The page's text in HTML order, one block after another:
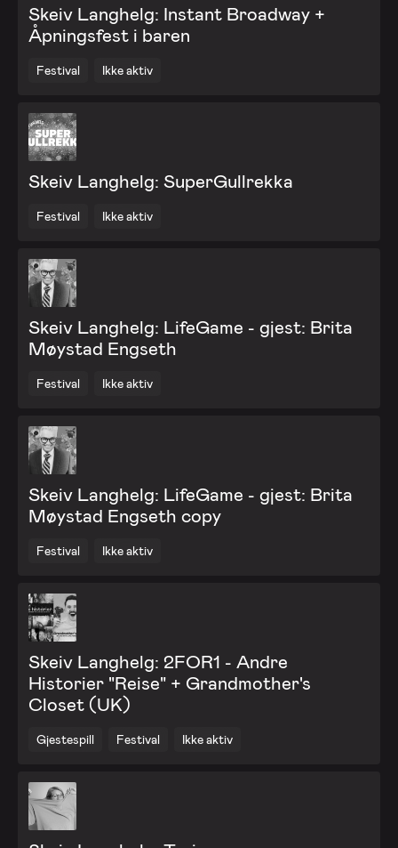
Skeiv Langhelg: Instant Broadway +
Åpningsfest i baren
Festival Ikke aktiv
Skeiv Langhelg: SuperGullrekka
Festival Ikke aktiv
Skeiv Langhelg: LifeGame - gjest: Brita
Møystad Engseth
Festival Ikke aktiv
Skeiv Langhelg: LifeGame - gjest: Brita
Møystad Engseth copy
Festival Ikke aktiv
Skeiv Langhelg: 2FOR1 - Andre
Historier "Reise" + Grandmother's
Closet (UK)
Gjestespill Festival Ikke aktiv